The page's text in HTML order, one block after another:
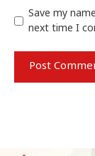
Save my
next time I